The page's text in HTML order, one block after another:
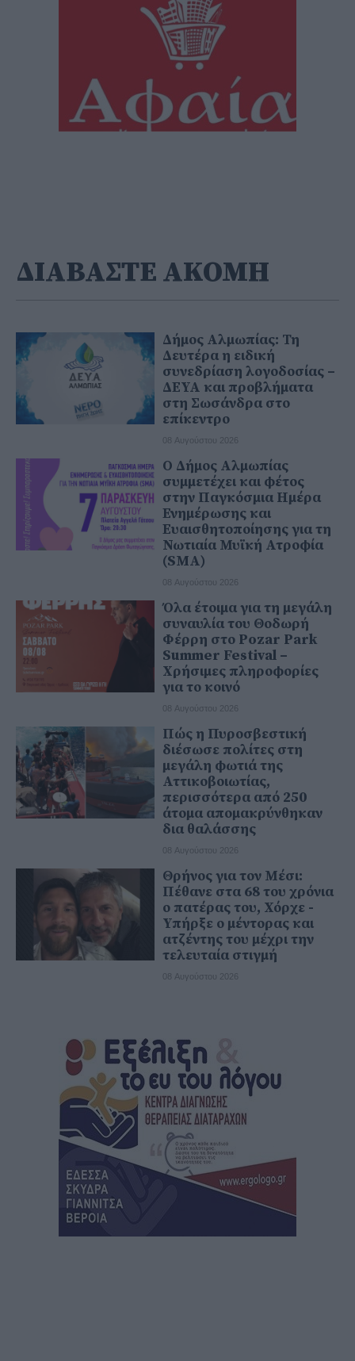
ΔΙΑΒΑΣΤΕ ΑΚΟΜΗ
Δήμος Αλμωπίας: Τη
Δευτέρα η ειδική
συνεδρίαση λογοδοσίας –
ΔΕΥΑ και προβλήματα
στη Σωσάνδρα στο
επίκεντρο
08 Αυγούστου 2026
Ο Δήμος Αλμωπίας
συμμετέχει και φέτος
στην Παγκόσμια Ημέρα
Ενημέρωσης και
Ευαισθητοποίησης για τη
Νωτιαία Μυϊκή Ατροφία
(SMA)
08 Αυγούστου 2026
Όλα έτοιμα για τη μεγάλη
συναυλία του Θοδωρή
Φέρρη στο Pozar Park
Summer Festival –
Χρήσιμες πληροφορίες
για το κοινό
08 Αυγούστου 2026
Πώς η Πυροσβεστική
διέσωσε πολίτες στη
μεγάλη φωτιά της
Αττικοβοιωτίας,
περισσότερα από 250
άτομα απομακρύνθηκαν
δια θαλάσσης
08 Αυγούστου 2026
Θρήνος για τον Μέσι:
Πέθανε στα 68 του χρόνια
ο πατέρας του, Χόρχε -
Υπήρξε ο μέντορας και
ατζέντης του μέχρι την
τελευταία στιγμή
08 Αυγούστου 2026